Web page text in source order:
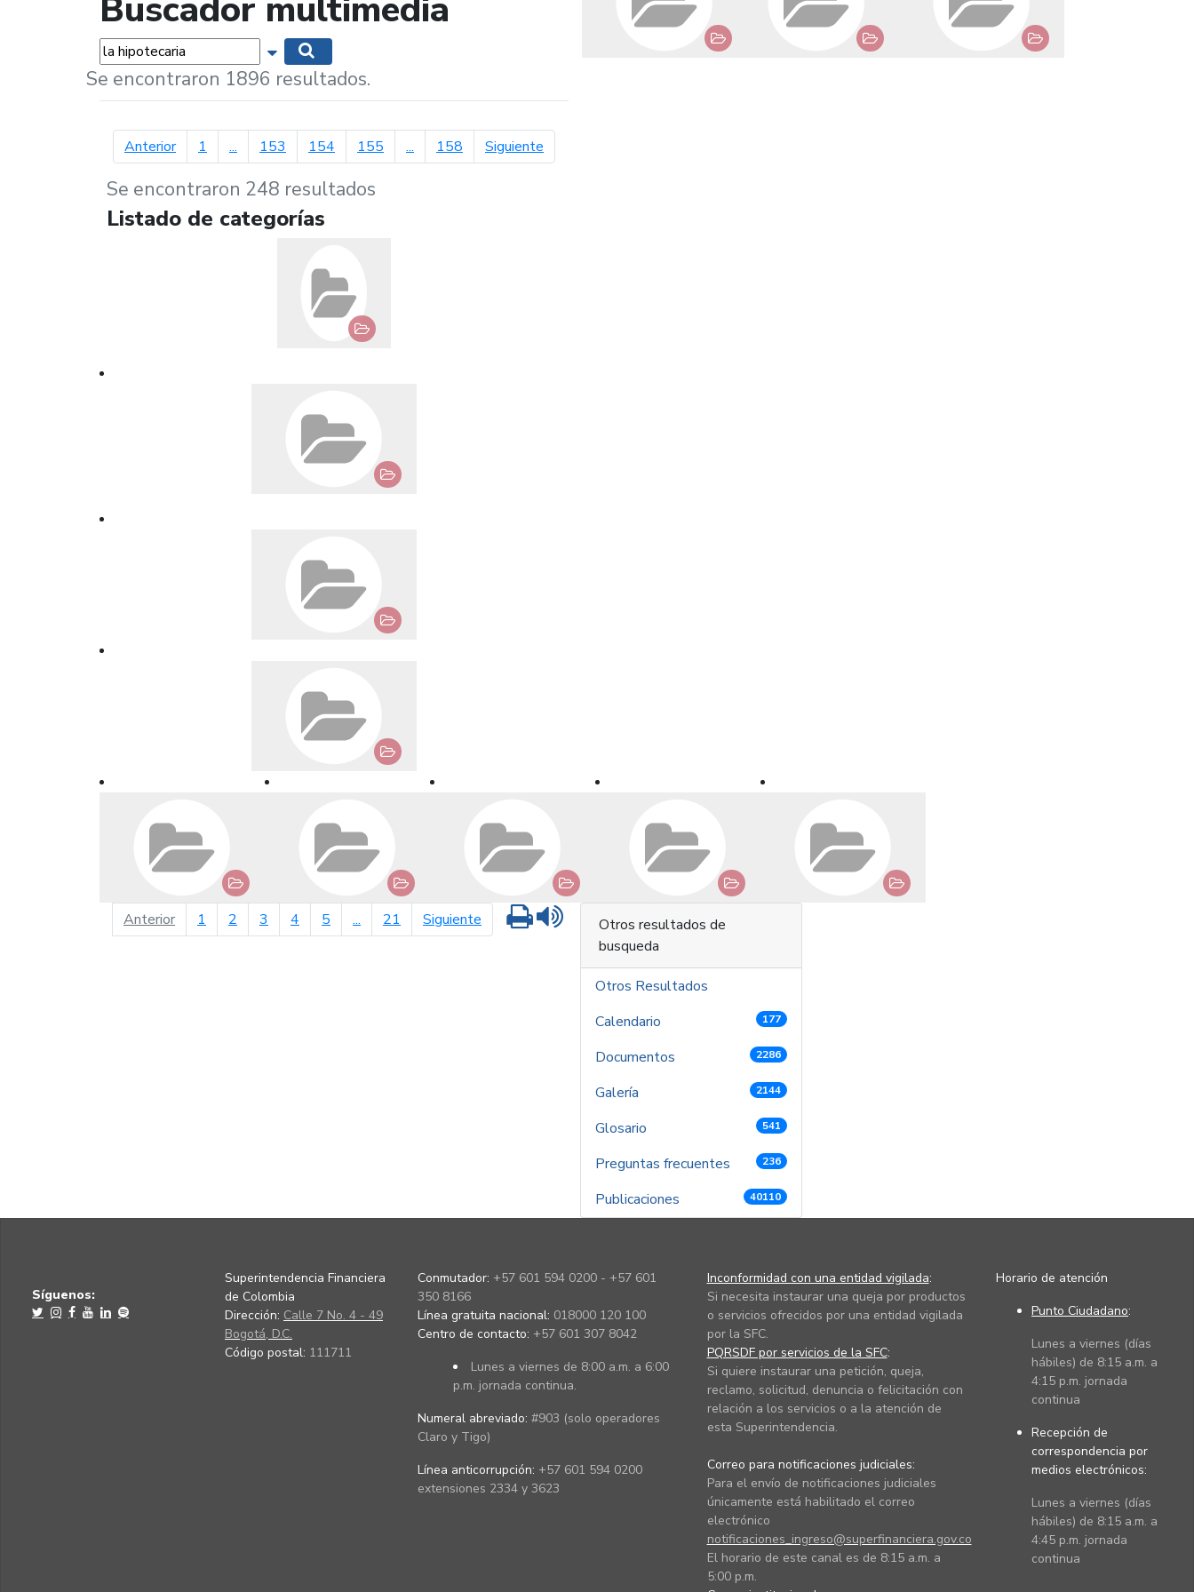
Buscador multimedia
Palabras... Mostrar opciones de búsqueda
Se encontraron 1896 resultados.
Anteriorpágina anterior
1 ... 153 154 155 ... 158 Siguiente
Se encontraron 248 resultados
Listado de categorías
Anteriorpágina anterior
1 2 3 4 5 ... 21 Siguiente página siguiente
Imprimir
Otros resultados de
busqueda
Otros Resultados
Calendario
177
Documentos 2286
Galería 2144
Glosario 541
Preguntas frecuentes 236
Publicaciones 40110
Síguenos:
Superintendencia Financiera
de Colombia
Dirección: Calle 7 No. 4 - 49
Bogotá, D.C.
Código postal: 111711
Conmutador: +57 601 594 0200 - +57 601
350 8166
Línea gratuita nacional: 018000 120 100
Centro de contacto: +57 601 307 8042
Lunes a viernes de 8:00 a.m. a 6:00
p.m. jornada continua.
Numeral abreviado: #903 (solo operadores
Claro y Tigo)
Línea anticorrupción: +57 601 594 0200
extensiones 2334 y 3623
Inconformidad con una entidad vigilada:
Si necesita instaurar una queja por productos
o servicios ofrecidos por una entidad vigilada
por la SFC.
PQRSDF por servicios de la SFC:
Si quiere instaurar una petición, queja,
reclamo, solicitud, denuncia o felicitación con
relación a los servicios o a la atención de
esta Superintendencia.
Correo para notificaciones judiciales:
Para el envío de notificaciones judiciales
únicamente está habilitado el correo
electrónico
notificaciones_ingreso@superfinanciera.gov.co
El horario de este canal es de 8:15 a.m. a
5:00 p.m.
Horario de atención
Punto Ciudadano:
Lunes a viernes (días
hábiles) de 8:15 a.m. a
4:15 p.m. jornada
continua
Recepción de
correspondencia por
medios electrónicos:
Lunes a viernes (días
hábiles) de 8:15 a.m. a
4:45 p.m. jornada
continua